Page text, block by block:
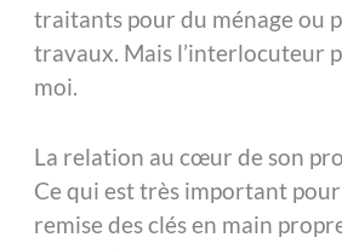
traitants pour du ménage ou
travaux. Mais l’interlocuteur
moi.
La relation au cœur de son
Ce qui est très important pour
remise des clés en main